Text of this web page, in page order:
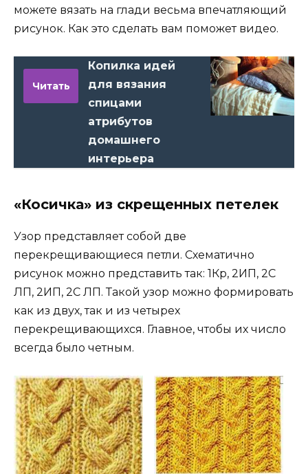
можете вязать на глади весьма впечатляющий
рисунок. Как это сделать вам поможет видео.
Читать
Копилка идей
для вязания
спицами
атрибутов
домашнего
интерьера
«Косичка» из скрещенных петелек
Узор представляет собой две
перекрещивающиеся петли. Схематично
рисунок можно представить так: 1Кр, 2ИП, 2С
ЛП, 2ИП, 2С ЛП. Такой узор можно формировать
как из двух, так и из четырех
перекрещивающихся. Главное, чтобы их число
всегда было четным.